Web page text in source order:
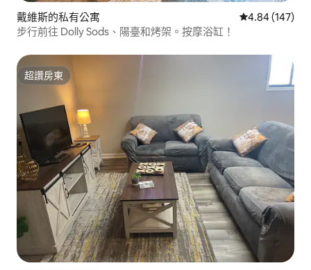
戴維斯的私有公寓 從 147 則評價
4.84 (147)
步行前往 Dolly Sods、陽臺和烤架。按摩浴缸！
超讚房東
超讚房東